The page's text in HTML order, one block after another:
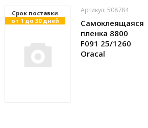
Cрок поставки
от 1 до 30 дней
Артикул: 508784
Самоклеящаяся
пленка 8800
F091 25/1260
Oracal